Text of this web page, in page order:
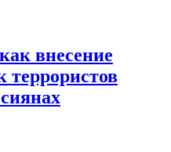
внесение
террористов